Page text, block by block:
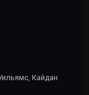
Кайдан